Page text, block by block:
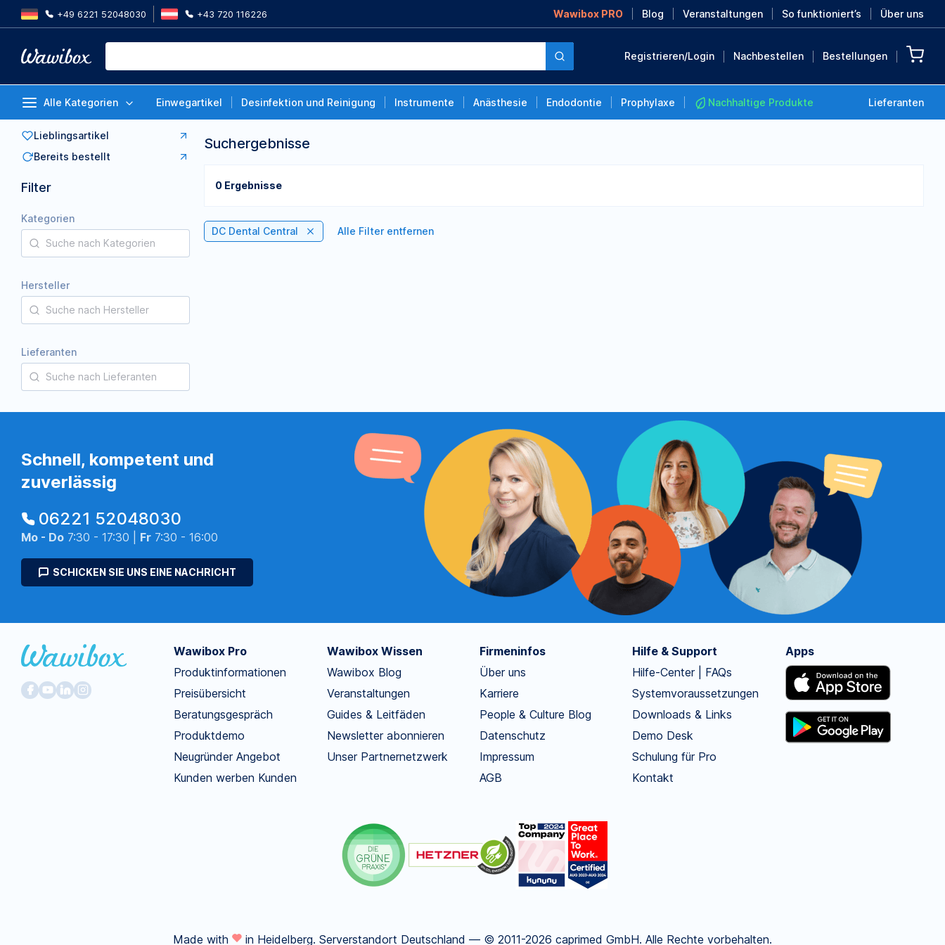
+49 6221 52048030 +43 720 116226 Wawibox PRO Blog Veranstaltungen So funktioniert’s Über uns
Registrieren/Login Nachbestellen Bestellungen
Alle Kategorien Einwegartikel Desinfektion und Reinigung Instrumente Anästhesie Endodontie Prophylaxe Nachhaltige Produkte Lieferanten
Lieblingsartikel
Bereits bestellt
Filter
Kategorien
Hersteller
Lieferanten
Suchergebnisse
0 Ergebnisse
DC Dental Central Alle Filter entfernen
Schnell, kompetent und
zuverlässig
06221 52048030
Mo - Do 7:30 - 17:30 | Fr 7:30 - 16:00
SCHICKEN SIE UNS EINE NACHRICHT
Wawibox Pro
Produktinformationen
Preisübersicht
Beratungsgespräch
Produktdemo
Neugründer Angebot
Kunden werben Kunden
Wawibox Wissen
Wawibox Blog
Veranstaltungen
Guides & Leitfäden
Newsletter abonnieren
Unser Partnernetzwerk
Firmeninfos
Über uns
Karriere
People & Culture Blog
Datenschutz
Impressum
AGB
Hilfe & Support
Hilfe-Center | FAQs
Systemvoraussetzungen
Downloads & Links
Demo Desk
Schulung für Pro
Kontakt
Apps
Made with in Heidelberg. Serverstandort Deutschland — © 2011-2026 caprimed GmbH. Alle Rechte vorbehalten.